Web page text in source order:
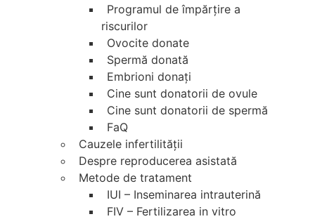
Programul de împărţire a
riscurilor
Ovocite donate
Spermă donată
Embrioni donaţi
Cine sunt donatorii de ovule
Cine sunt donatorii de spermă
FaQ
Cauzele infertilităţii
Despre reproducerea asistată
Metode de tratament
IUI – Inseminarea intrauterină
FIV – Fertilizarea in vitro